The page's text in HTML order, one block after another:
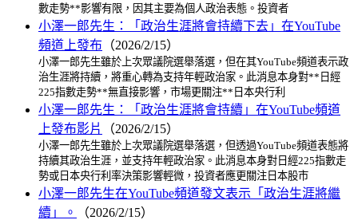
數走勢**影響有限，因其主要為個人政治表態。投資者
小澤一郎先生：「政治生涯將會持續下去」在YouTube
頻道上發布 （2026/2/15）
小澤一郎先生雖於上次眾議院選舉落選，但在其YouTube頻道表示政
治生涯將持續，將重心轉為支持年輕政治家。此消息本身對**日經
225指數走勢**無直接影響，市場更關注**日本央行利
小澤一郎先生：「政治生涯將會持續」在YouTube頻道
上發布影片
（2026/2/15）
小澤一郎先生雖於上次眾議院選舉落選，但透過YouTube頻道表態將
持續其政治生涯，並支持年輕政治家。此消息本身對日經225指數走
勢或日本央行利率決策影響輕微，投資者應更關注日本股市
小澤一郎先生在YouTube頻道發文表示「政治生涯將繼
續」。
（2026/2/15）